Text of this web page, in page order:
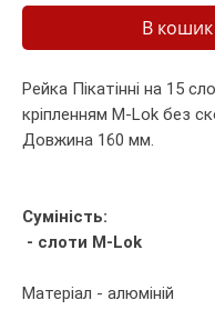
В кошик
Рейка Пікатінні на 15
кріпленням M-Lok без
Довжина 160 мм.
Суміність:
- слоти M-Lok
Матеріал - алюміній